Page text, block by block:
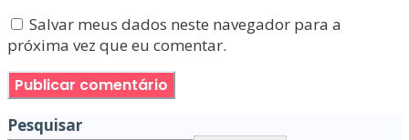
Salvar meus dados neste navegador para a
próxima vez que eu comentar.
Pesquisar